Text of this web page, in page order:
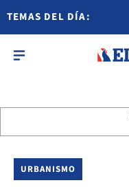
TEMAS DEL DÍA:
URBANISMO